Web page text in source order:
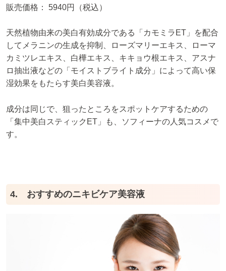
販売価格： 5940円（税込）
天然植物由来の美白有効成分である「カモミラET」を配合
してメラニンの生成を抑制、ローズマリーエキス、ローマ
カミツレエキス、白樺エキス、キキョウ根エキス、アスナ
ロ抽出液などの「モイストブライト成分」によって高い保
湿効果をもたらす美白美容液。
成分は同じで、狙ったところをスポットケアするための
「集中美白スティックET」も、ソフィーナの人気コスメで
す。
4. おすすめのニキビケア美容液